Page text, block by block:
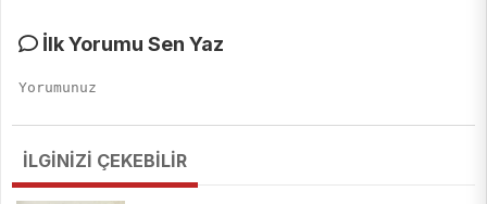
İlk Yorumu Sen Yaz
İLGİNİZİ ÇEKEBİLİR